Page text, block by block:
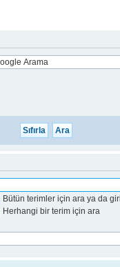
Bütün terimler için ara ya da
Herhangi bir terim için ara